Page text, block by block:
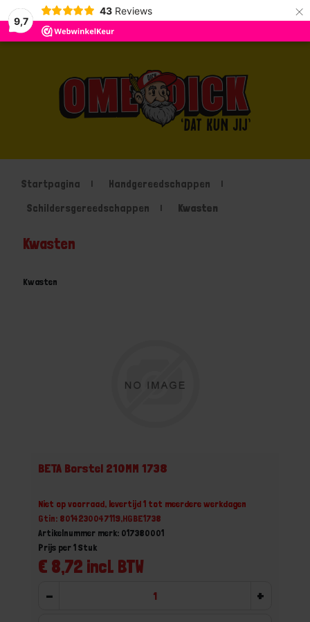
9,7
43 Reviews ×
Startpagina
Handgereedschappen
Schildersgereedschappen
Kwasten
Kwasten
Kwasten
BETA Borstel 210MM 1738
Niet op voorraad, levertijd 1 tot meerdere werkdagen
Gtin: 8014230047119,HGBE1738
Artikelnummer merk: 017380001
€ 8,72 incl. BTW
Prijs per 1 Stuk
- +